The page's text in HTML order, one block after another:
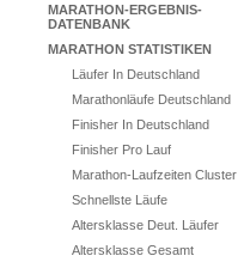
MARATHON-ERGEBNIS-
DATENBANK
MARATHON STATISTIKEN
Läufer In Deutschland
Marathonläufe Deutschland
Finisher In Deutschland
Finisher Pro Lauf
Marathon-Laufzeiten Cluster
Schnellste Läufe
Altersklasse Deut. Läufer
Altersklasse Gesamt